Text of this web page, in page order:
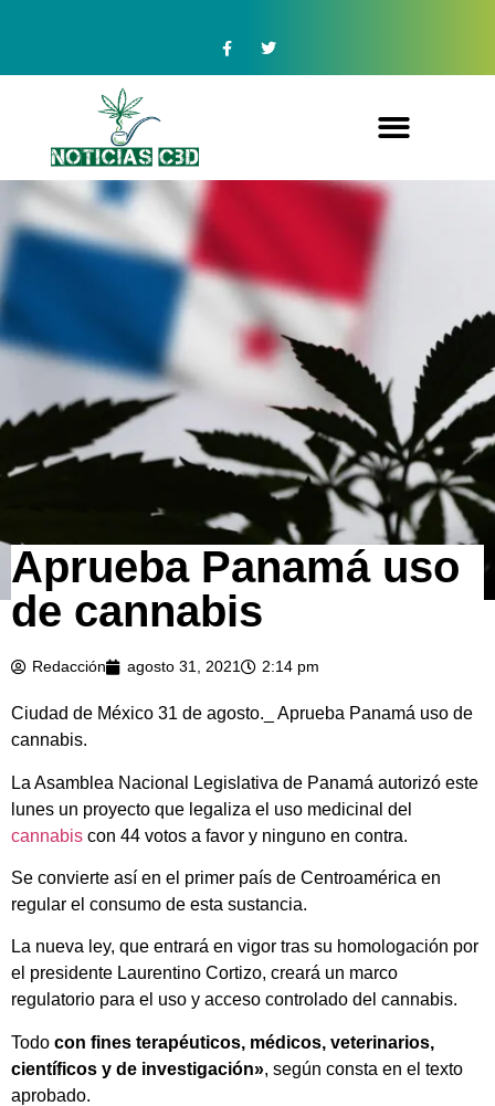
Aprueba Panamá uso
de cannabis
Redacción agosto 31, 2021 2:14 pm
Ciudad de México 31 de agosto._ Aprueba Panamá uso de
cannabis.
La Asamblea Nacional Legislativa de Panamá autorizó este
lunes un proyecto que legaliza el uso medicinal del
cannabis con 44 votos a favor y ninguno en contra.
Se convierte así en el primer país de Centroamérica en
regular el consumo de esta sustancia.
La nueva ley, que entrará en vigor tras su homologación por
el presidente Laurentino Cortizo, creará un marco
regulatorio para el uso y acceso controlado del cannabis.
Todo con fines terapéuticos, médicos, veterinarios,
científicos y de investigación», según consta en el texto
aprobado.